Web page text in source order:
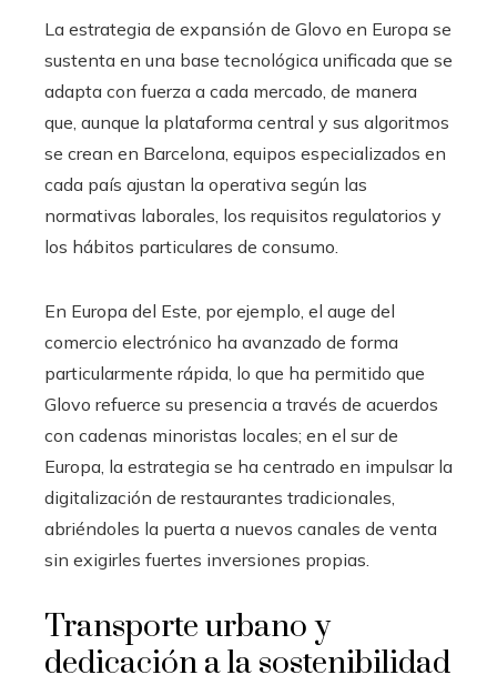
La estrategia de expansión de Glovo en Europa se
sustenta en una base tecnológica unificada que se
adapta con fuerza a cada mercado, de manera
que, aunque la plataforma central y sus algoritmos
se crean en Barcelona, equipos especializados en
cada país ajustan la operativa según las
normativas laborales, los requisitos regulatorios y
los hábitos particulares de consumo.
En Europa del Este, por ejemplo, el auge del
comercio electrónico ha avanzado de forma
particularmente rápida, lo que ha permitido que
Glovo refuerce su presencia a través de acuerdos
con cadenas minoristas locales; en el sur de
Europa, la estrategia se ha centrado en impulsar la
digitalización de restaurantes tradicionales,
abriéndoles la puerta a nuevos canales de venta
sin exigirles fuertes inversiones propias.
Transporte urbano y
dedicación a la sostenibilidad